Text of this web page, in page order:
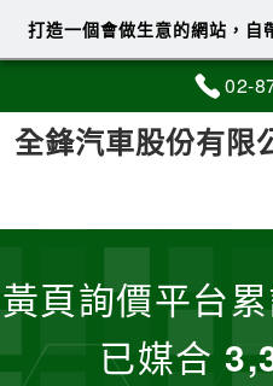
02-8
全鋒汽車股份有限
黃頁詢價平台
已媒合
打造一個會做生意的網站，自